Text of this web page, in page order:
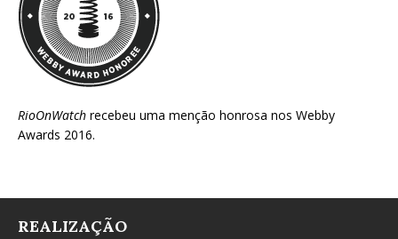
RioOnWatch recebeu uma menção honrosa nos Webby
Awards 2016.
REALIZAÇÃO